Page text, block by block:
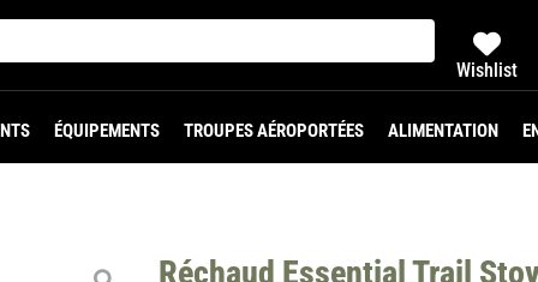
Wishlist
ÉQUIPEMENTS TROUPES AÉROPORTÉES ALIMENTATION
Réchaud Essential Trail